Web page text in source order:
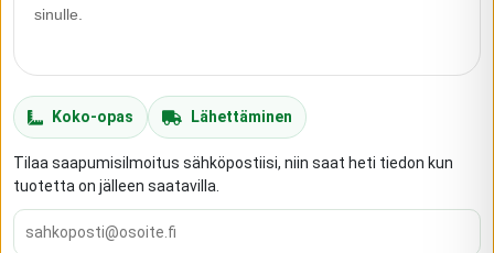
sinulle.
Koko-opas Lähettäminen
Tilaa saapumisilmoitus sähköpostiisi, niin saat heti tiedon kun
tuotetta on jälleen saatavilla.